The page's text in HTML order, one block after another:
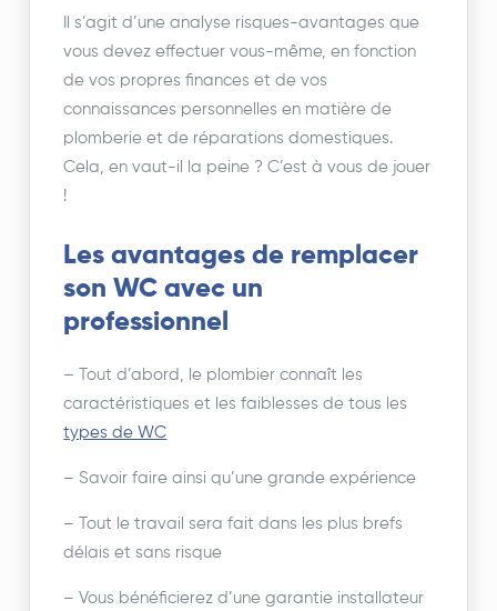
Il s’agit d’une analyse risques-avantages que
vous devez effectuer vous-même, en fonction
de vos propres finances et de vos
connaissances personnelles en matière de
plomberie et de réparations domestiques.
Cela, en vaut-il la peine ? C’est à vous de jouer
!
Les avantages de remplacer
son WC avec un
professionnel
– Tout d’abord, le plombier connaît les
caractéristiques et les faiblesses de tous les
types de WC
– Savoir faire ainsi qu’une grande expérience
– Tout le travail sera fait dans les plus brefs
délais et sans risque
– Vous bénéficierez d’une garantie installateur